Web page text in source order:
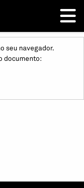
seu navegador.
documento: